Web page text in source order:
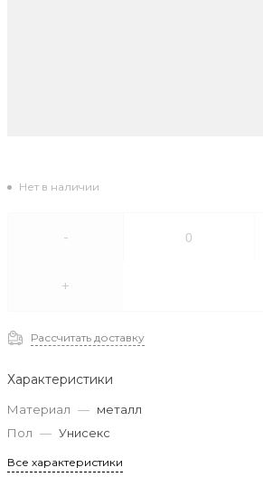
Нет в наличии
-
+
Рассчитать доставку
Характеристики
Материал — металл
Пол — Унисекс
Все характеристики